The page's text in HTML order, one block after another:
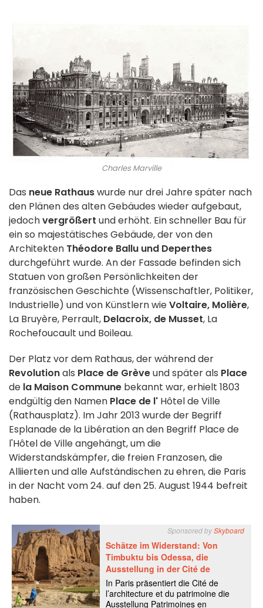
Charles Marville
Das neue Rathauswurde nur drei Jahre später nach
den Plänen des alten Gebäudes wieder aufgebaut,
jedochvergrößert und erhöht. Ein schneller Bau für
ein so majestätisches Gebäude, der von den
Architekten Théodore Ballu und Deperthes
durchgeführt wurde. An der Fassade befinden sich
Statuen von großen Persönlichkeiten der
französischen Geschichte (Wissenschaftler, Politiker,
Industrielle) und von Künstlern wieVoltaire, Molière,
La Bruyère, Perrault, Delacroix, de Musset, La
Rochefoucault und Boileau.
Der Platz vor dem Rathaus, der während der
Revolutionals Place de Grèveund später als Place
de la Maison Commune bekannt war, erhielt 1803
endgültig den Namen Place de l' Hôtel de Ville
(Rathausplatz). Im Jahr 2013 wurde der Begriff
Esplanade de la Libération an den Begriff Place de
l'Hôtel de Ville angehängt, um die
Widerstandskämpfer, die freien Franzosen, die
Alliierten und alle Aufständischen zu ehren, die Paris
in der Nacht vom 24. auf den 25. August 1944 befreit
haben.